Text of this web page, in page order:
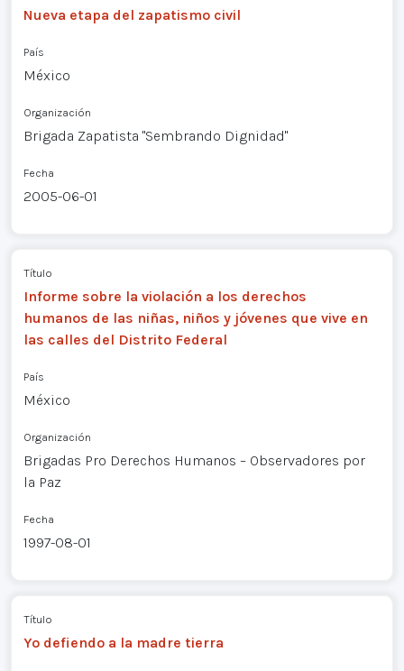
Nueva etapa del zapatismo civil
País
México
Organización
Brigada Zapatista "Sembrando Dignidad"
Fecha
2005-06-01
Título
Informe sobre la violación a los derechos
humanos de las niñas, niños y jóvenes que vive en
las calles del Distrito Federal
País
México
Organización
Brigadas Pro Derechos Humanos – Observadores por
la Paz
Fecha
1997-08-01
Título
Yo defiendo a la madre tierra